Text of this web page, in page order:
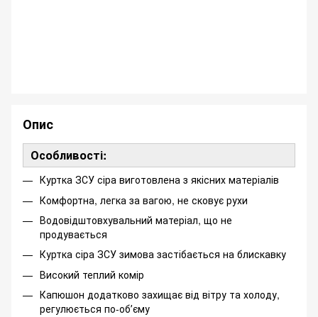
Опис
Особливості:
Куртка ЗСУ сіра виготовлена з якісних матеріалів
Комфортна, легка за вагою, не сковує рухи
Водовідштовхувальний матеріал, що не
продувається
Куртка сіра ЗСУ зимова застібається на блискавку
Високий теплий комір
Капюшон додатково захищає від вітру та холоду,
регулюється по-обʼєму